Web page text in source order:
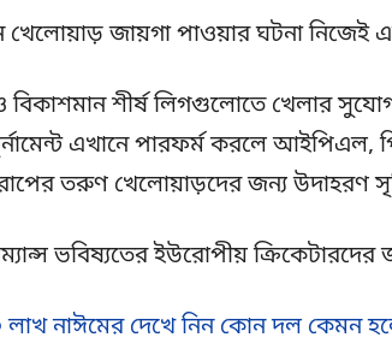
জায়গা পাওয়ার ঘটনা নিজেই
শীর্ষ লিগগুলোতে খেলার
টুর্নামেন্ট এখানে পারফর্ম করলে
তরুণ খেলোয়াড়দের জন্য উদাহরণ
ভবিষ্যতের ইউরোপীয় ক্রিকেটারদের
লাখ নাঈমের দেখে নিন কোন দল কেমন